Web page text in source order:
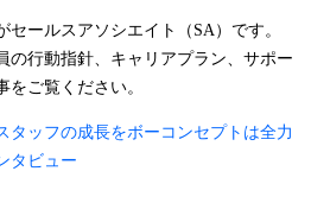
ールスアソシエイト（SA）です。
の行動指針、キャリアプラン、サポー
をご覧ください。
タッフの成長をボーコンセプトは全力
タビュー